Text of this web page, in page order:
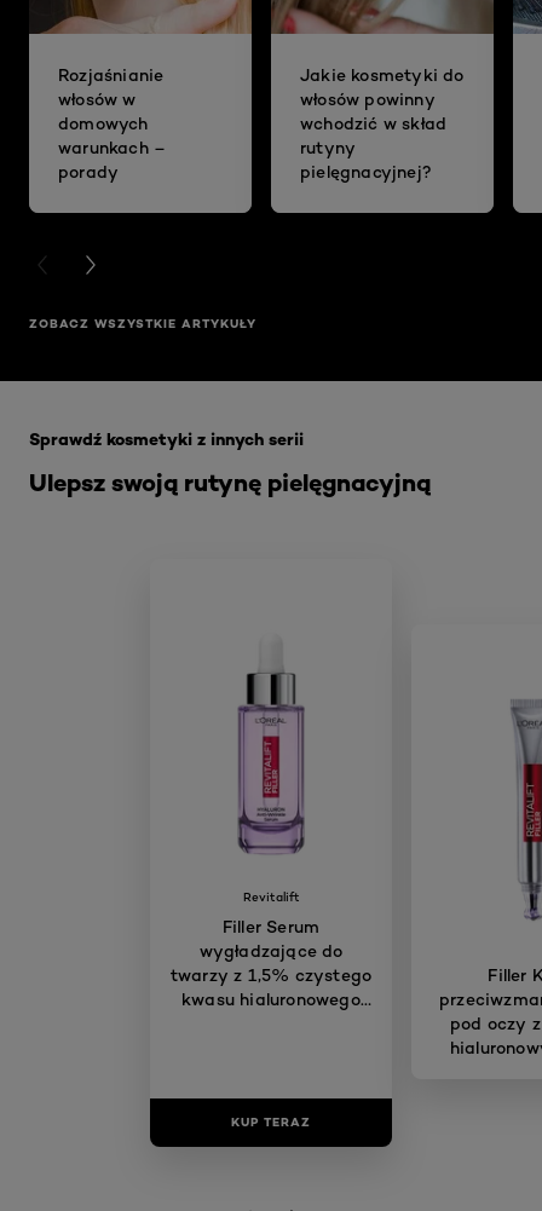
Rozjaśnianie
włosów w
domowych
warunkach –
porady
Jakie kosmetyki do
włosów powinny
wchodzić w skład
rutyny
pielęgnacyjnej?
PREVIOUS CARD
NEXT CARD
ZOBACZ WSZYSTKIE ARTYKUŁY
Ulepsz swoją rutynę pielęgnacyjną
Sprawdź kosmetyki z innych serii
Revitalift
Filler Serum
wygładzające do
twarzy z 1,5% czystego
kwasu hialuronowego
KUP TERAZ
Filler
pod oczy